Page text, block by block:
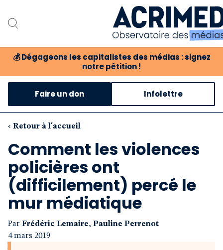
💰 Dégageons les capitalistes des médias : signez
notre pétition !Notre association
Notre critique des
Notre revue
Boutique
Faire un don Infolettre
‹ Retour à l'accueil
Comment les violences
policières ont
(difficilement) percé le
mur médiatique
Par Frédéric Lemaire, Pauline Perrenot
4 mars 2019